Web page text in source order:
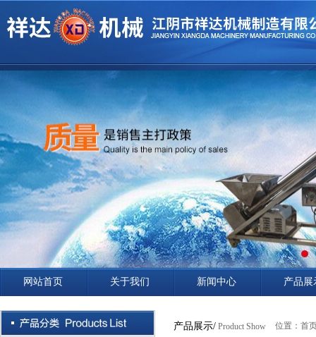
网站首页 关于我们 新闻中心 产品展
产品展示/ Product Show 位置： 首